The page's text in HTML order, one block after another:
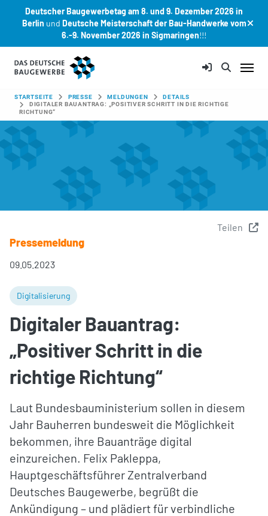
Deutscher Baugewerbetag am 8. und 9. Dezember 2026 in
Berlin und Deutsche Meisterschaft der Bau-Handwerke vom
6.-9. November 2026 in Sigmaringen!!!
Zum Hauptinhalt springen
SIE SIND HIER:
STARTSEITE PRESSE MELDUNGEN
DETAILS
DIGITALER BAUANTRAG: „POSITIVER SCHRITT IN DIE RICHTIGE
RICHTUNG“
Teilen
Pressemeldung
09.05.2023
Digitalisierung
Digitaler Bauantrag:
„Positiver Schritt in die
richtige Richtung“
Laut Bundesbauministerium sollen in diesem
Jahr Bauherren bundesweit die Möglichkeit
bekommen, ihre Bauanträge digital
einzureichen. Felix Pakleppa,
Hauptgeschäftsführer Zentralverband
Deutsches Baugewerbe, begrüßt die
Ankündigung – und plädiert für verbindliche